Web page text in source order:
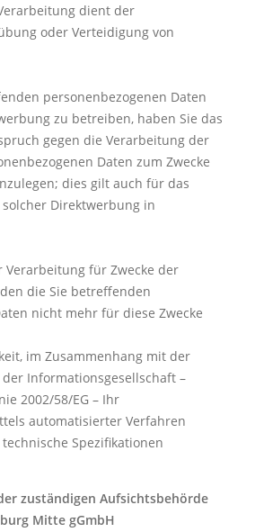
dient der
oder Verteidigung von
personenbezogenen Daten
zu betreiben, haben Sie das
gegen die Verarbeitung der
Daten zum Zwecke
dies gilt auch für das
Direktwerbung in
Verarbeitung für Zwecke der
die Sie betreffenden
nicht mehr für diese Zwecke
im Zusammenhang mit der
Informationsgesellschaft –
2002/58/EG – Ihr
automatisierter Verfahren
Spezifikationen
zuständigen Aufsichtsbehörde
Mitte gGmbH